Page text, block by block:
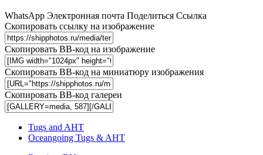
WhatsApp Электронная почта Поделиться Ссылка
Скопировать ссылку на изображение
Скопировать BB-код на изображение
Скопировать BB-код на миниатюру изображения
Скопировать BB-код галереи
Tugs and AHT
Oceangoing Tugs & AHT